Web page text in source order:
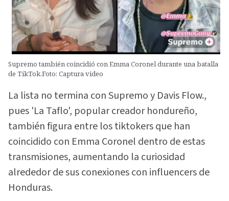
Supremo también coincidió con Emma Coronel durante una batalla
de TikTok.Foto: Captura video
La lista no termina con Supremo y Davis Flow.,
pues 'La Taflo', popular creador hondureño,
también figura entre los tiktokers que han
coincidido con Emma Coronel dentro de estas
transmisiones, aumentando la curiosidad
alrededor de sus conexiones con influencers de
Honduras.